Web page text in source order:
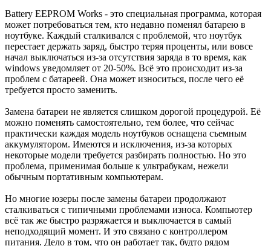
Battery EEPROM Works - это специальная программа, которая
может потребоваться тем, кто недавно поменял батарею в
ноутбуке. Каждый сталкивался с проблемой, что ноутбук
перестает держать заряд, быстро теряя проценты, или вовсе
начал выключаться из-за отсутствия заряда в то время, как
windows уведомляет от 20-50%. Всё это происходит из-за
проблем с батареей. Она может износиться, после чего её
требуется просто заменить.
Замена батареи не является слишком дорогой процедурой. Её
можно поменять самостоятельно, тем более, что сейчас
практически каждая модель ноутбуков оснащена съемным
аккумулятором. Имеются и исключения, из-за которых
некоторые модели требуется разбирать полностью. Но это
проблема, применимая больше к ультрабукам, нежели
обычным портативным компьютерам.
Но многие юзеры после замены батареи продолжают
сталкиваться с типичными проблемами износа. Компьютер
всё так же быстро разряжается и выключается в самый
неподходящий момент. И это связано с контроллером
питания. Дело в том, что он работает так, будто рядом